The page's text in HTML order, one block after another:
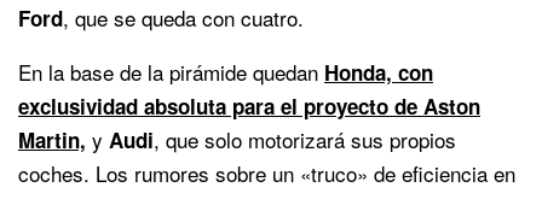
Ford, que se queda con cuatro.
En la base de la pirámide quedan Honda, con
exclusividad absoluta para el proyecto de Aston
Martin, y Audi, que solo motorizará sus propios
coches. Los rumores sobre un «truco» de eficiencia en